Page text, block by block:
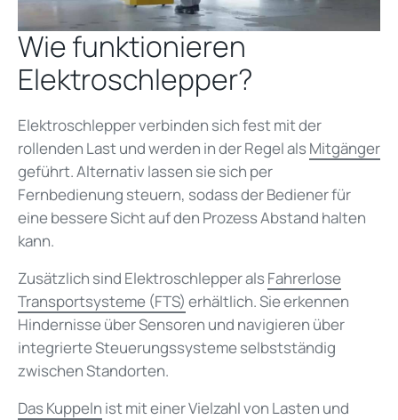
Video
Wie funktionieren
Elektroschlepper?
Elektroschlepper verbinden sich fest mit der
rollenden Last und werden in der Regel alsMitgänger
geführt. Alternativ lassen sie sich per
Fernbedienung steuern, sodass der Bediener für
eine bessere Sicht auf den Prozess Abstand halten
kann.
Zusätzlich sind Elektroschlepper alsFahrerlose
Transportsysteme (FTS) erhältlich. Sie erkennen
Hindernisse über Sensoren und navigieren über
integrierte Steuerungssysteme selbstständig
zwischen Standorten.
Das Kuppeln ist mit einer Vielzahl von Lasten und